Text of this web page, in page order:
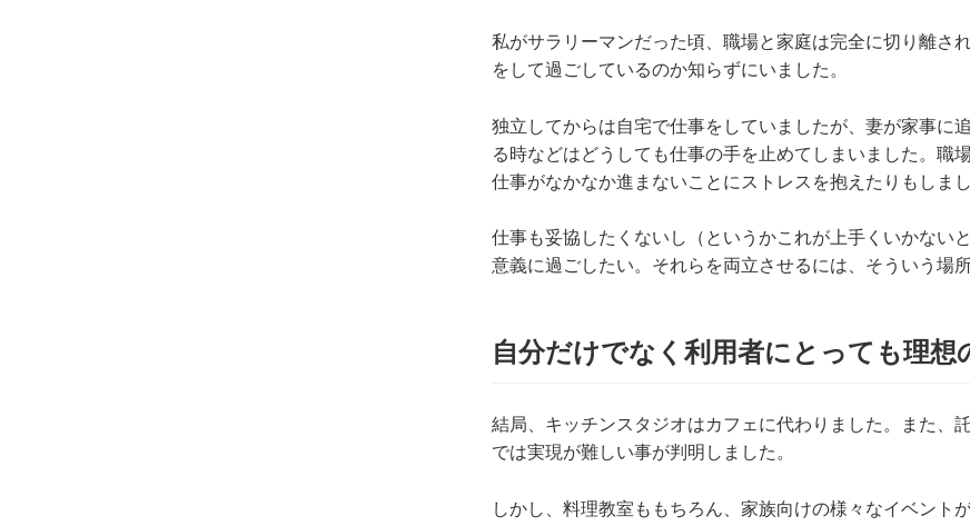
私がサラリーマンだった頃、職場と家庭は完全に切り離さ
をして過ごしているのか知らずにいました。
独立してからは自宅で仕事をしていましたが、妻が家事に
る時などはどうしても仕事の手を止めてしまいました。職
仕事がなかなか進まないことにストレスを抱えたりもしまし
仕事も妥協したくないし（というかこれが上手くいかない
意義に過ごしたい。それらを両立させるには、そういう場
自分だけでなく利用者にとっても理想
結局、キッチンスタジオはカフェに代わりました。また、
では実現が難しい事が判明しました。
しかし、料理教室ももちろん、家族向けの様々なイベント